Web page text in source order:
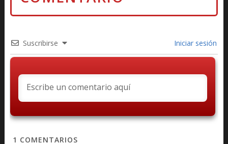
Suscribirse Iniciar sesión
1 COMENTARIOS